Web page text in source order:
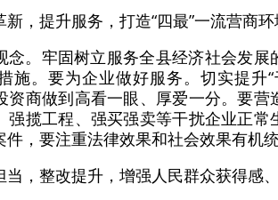
，提升服务，打造“四最”一流营商
念。牢固树立服务全县经济社会发展
施。要为企业做好服务。切实提升
资商做到高看一眼、厚爱一分。要营
强揽工程、强买强卖等干扰企业正
件，要注重法律效果和社会效果有机
当，整改提升，增强人民群众获得感